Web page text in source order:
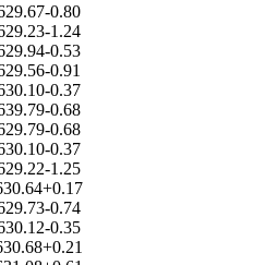
0.80
1.24
0.53
0.91
0.37
0.68
0.68
0.37
1.25
0.74
0.35